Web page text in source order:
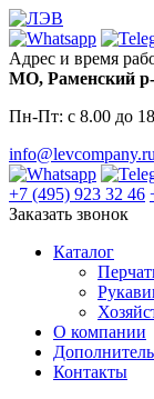
Skip
to
content
Адрес и время
МО, Раменский р-
Пн-Пт: с 8.00 до
info@levcompany.ru
+7 (495) 923 32 46
Заказать звонок
Каталог
О компании
Контакты